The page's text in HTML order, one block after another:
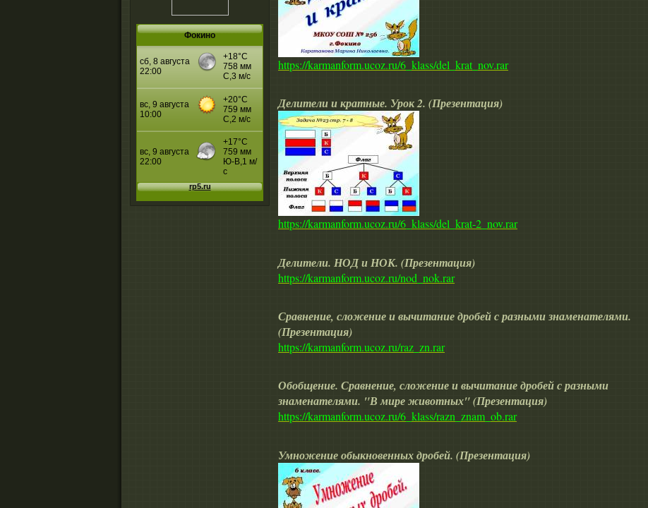
Фокино
https://karmanform.ucoz.ru/6_klass/del_krat_nov.rar
Делители и кратные. Урок 2. (Презентация)
https://karmanform.ucoz.ru/6_klass/del_krat-2_nov.rar
Делители. НОД и НОК. (Презентация)
https://karmanform.ucoz.ru/nod_nok.rar
Сравнение, сложение и вычитание дробей с разными знаменателями.
(Презентация)
https://karmanform.ucoz.ru/raz_zn.rar
Обобщение. Сравнение, сложение и вычитание дробей с разными
знаменателями. "В мире животных" (Презентация)
https://karmanform.ucoz.ru/6_klass/razn_znam_ob.rar
Умножение обыкновенных дробей. (Презентация)